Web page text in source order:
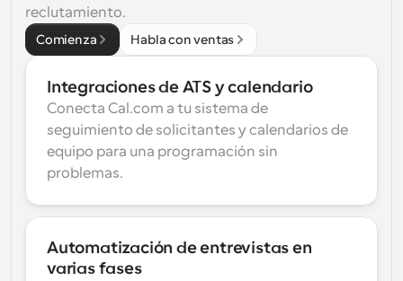
reclutamiento.
Comienza Habla con ventas
Integraciones de ATS y calendario
Conecta Cal.com a tu sistema de
seguimiento de solicitantes y calendarios de
equipo para una programación sin
problemas.
Automatización de entrevistas en
varias fases